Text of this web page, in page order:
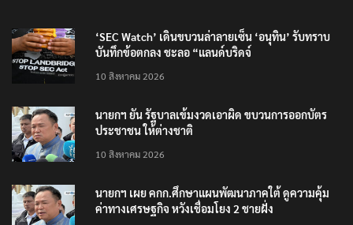
‘SEC Watch’ เดินขบวนล่าลายเซ็น ‘อนุทิน’ รับทราบ
บันทึกข้อตกลง ชะลอ “แลนด์บริดจ์
10 สิงหาคม 2026
นายกฯ ยัน รัฐบาลเข้มงวดเอาผิด ขบวนการออกบัตร
ประชาชน ให้ต่างชาติ
10 สิงหาคม 2026
นายกฯ เผย คกก.ศึกษาแผนพัฒนาภาคใต้ ดูความคุ้ม
ค่าทางเศรษฐกิจ หวังเชื่อมโยง 2 ชายฝั่ง